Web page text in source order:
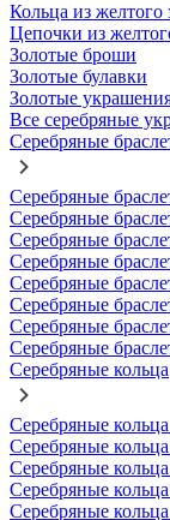
Кольца из желтого
Цепочки из
Золотые броши
Золотые булавки
Золотые
Все серебряные
Серебряные
Серебряные
Серебряные
Серебряные
Серебряные
Серебряные
Серебряные
Серебряные
Серебряные
Серебряные кольца
Серебряные
Серебряные
Серебряные
Серебряные
Серебряные